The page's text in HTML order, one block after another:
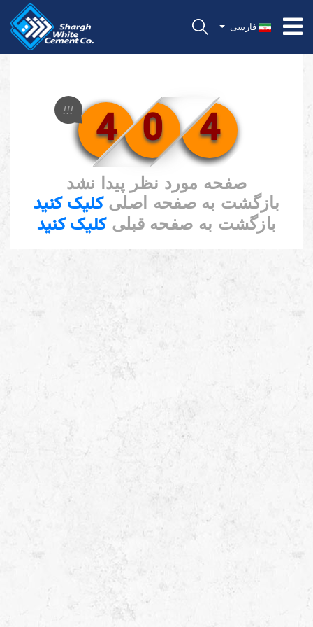
فارسی
4 0 4
!!!
صفحه مورد نظر پیدا نشد
بازگشت به صفحه اصلیکلیک کنید
بازگشت به صفحه قبلیکلیک کنید